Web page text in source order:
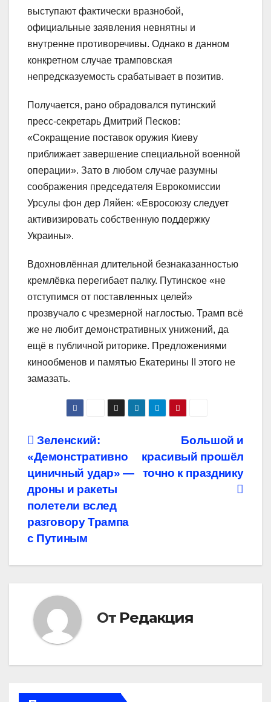
выступают фактически вразнобой,
официальные заявления невнятны и
внутренне противоречивы. Однако в данном
конкретном случае трамповская
непредсказуемость срабатывает в позитив.
Получается, рано обрадовался путинский
пресс-секретарь Дмитрий Песков:
«Сокращение поставок оружия Киеву
приближает завершение специальной военной
операции». Зато в любом случае разумны
соображения председателя Еврокомиссии
Урсулы фон дер Ляйен: «Евросоюзу следует
активизировать собственную поддержку
Украины».
Вдохновлённая длительной безнаказанностью
кремлёвка перегибает палку. Путинское «не
отступимся от поставленных целей»
прозвучало с чрезмерной наглостью. Трамп всё
же не любит демонстративных унижений, да
ещё в публичной риторике. Предложениями
кинообменов и памятью Екатерины II этого не
замазать.
Навигация
по
записям
Большой и
красивый прошёл
точно к празднику
Зеленский:
«Демонстративно
циничный удар» —
дроны и ракеты
полетели вслед
разговору Трампа
с Путиным
От Редакция